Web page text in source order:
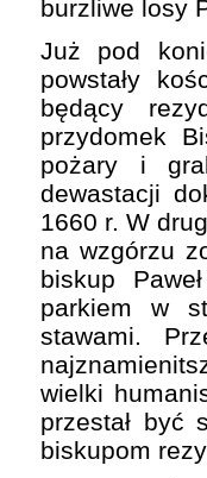
burzliwe losy
Już pod
powstały
będący
przydomek
pożary i
dewastacji
1660 r. W
na wzgórzu
biskup
parkiem w
stawami.
wielki
przestał być
biskupom